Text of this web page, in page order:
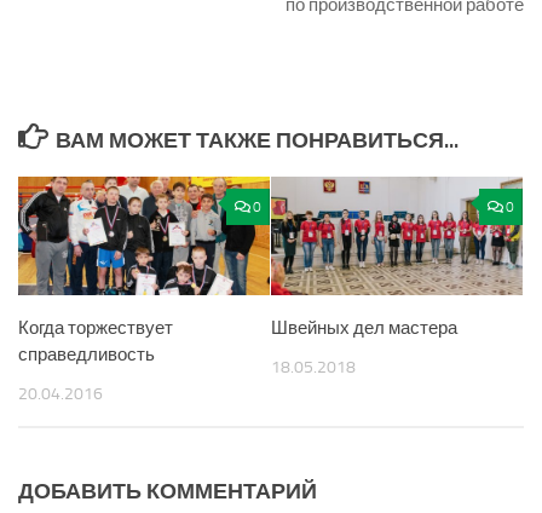
по производственной работе
ВАМ МОЖЕТ ТАКЖЕ ПОНРАВИТЬСЯ...
0
Когда торжествует
справедливость
20.04.2016
0
Швейных дел мастера
18.05.2018
ДОБАВИТЬ КОММЕНТАРИЙ